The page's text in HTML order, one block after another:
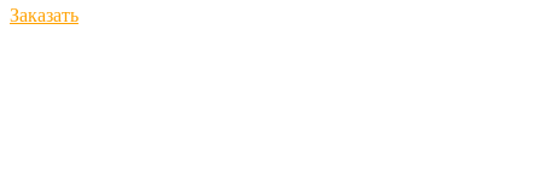
Заказать